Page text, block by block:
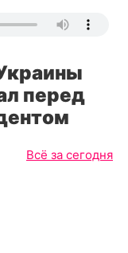
перед
Всё за сегодня